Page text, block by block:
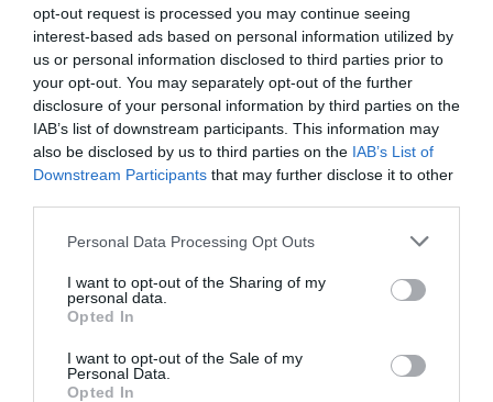
opt-out request is processed you may continue seeing
interest-based ads based on personal information utilized by
us or personal information disclosed to third parties prior to
your opt-out. You may separately opt-out of the further
disclosure of your personal information by third parties on the
IAB’s list of downstream participants. This information may
also be disclosed by us to third parties on the IAB’s List of
Downstream Participants that may further disclose it to other
Personal Data Processing Opt Outs
I want to opt-out of the Sharing of my
personal data.
Opted In
I want to opt-out of the Sale of my
Personal Data.
Opted In